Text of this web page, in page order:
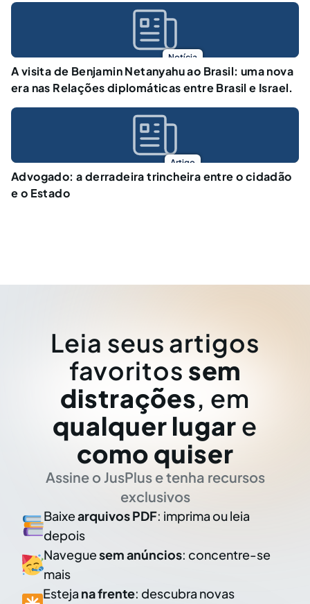
Notícia
A visita de Benjamin Netanyahu ao Brasil: uma nova
era nas Relações diplomáticas entre Brasil e Israel.
Artigo
Advogado: a derradeira trincheira entre o cidadão
e o Estado
Leia seus artigos
favoritos sem
distrações, em
qualquer lugar e
como quiser
Assine o JusPlus e tenha recursos
exclusivos
Baixearquivos PDF: imprima ou leia
depois
Naveguesem anúncios: concentre-se
mais
Esteja na frente: descubra novas